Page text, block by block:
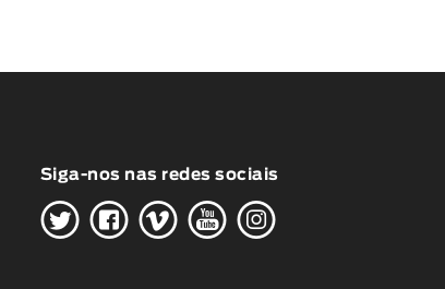
Siga-nos nas redes sociais
HGWOK